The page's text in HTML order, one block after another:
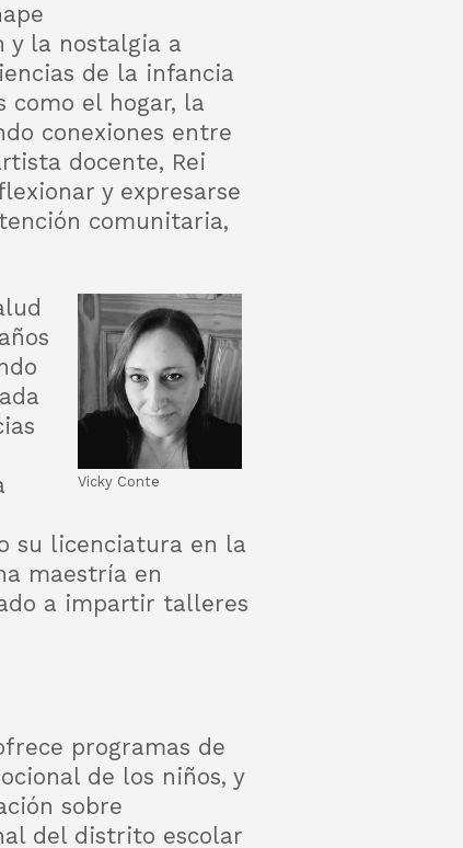
y la nostalgia a
de la infancia
como el hogar, la
conexiones entre
docente, Rei
y expresarse
comunitaria,
Vicky Conte
su licenciatura en la
maestría en
a impartir talleres
programas de
de los niños, y
sobre
del distrito escolar